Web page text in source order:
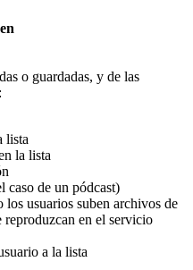
o guardadas, y de las
lista
la lista
caso de un pódcast)
usuarios suben archivos de
reproduzcan en el servicio
a la lista